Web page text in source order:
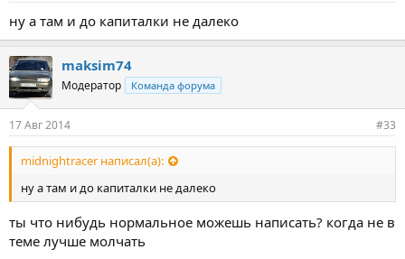
ну а там и до капиталки не далеко
maksim74
Модератор Команда форума
17 Авг 2014 #33
midnightracer написал(а):
ну а там и до капиталки не далеко
ты что нибудь нормальное можешь написать? когда не в
теме лучше молчать